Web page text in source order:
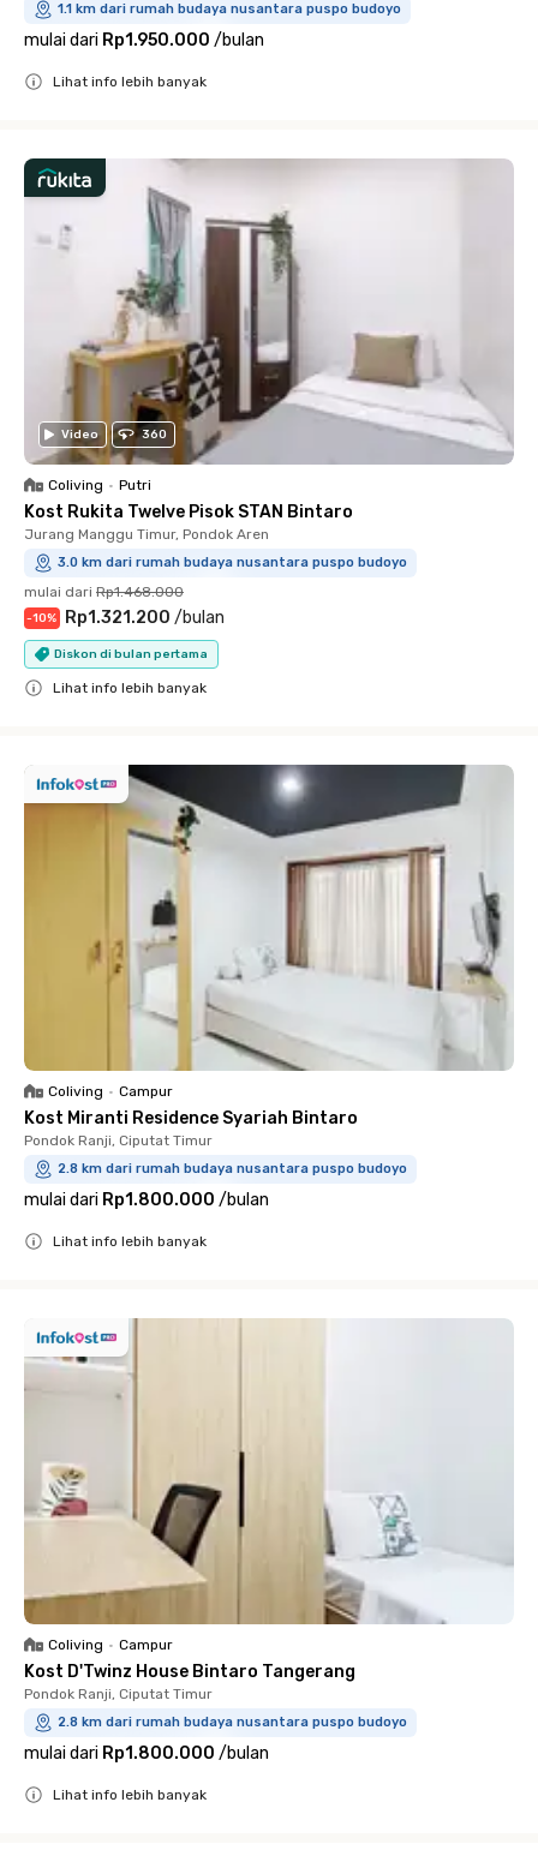
1.1 km dari rumah budaya nusantara puspo budoyo
mulai dari Rp1.950.000 /bulan
Lihat info lebih banyak
Video 360
Coliving • Putri
Kost Rukita Twelve Pisok STAN Bintaro
Jurang Manggu Timur, Pondok Aren
3.0 km dari rumah budaya nusantara puspo budoyo
mulai dari Rp1.468.000
-10% Rp1.321.200 /bulan
Diskon di bulan pertama
Lihat info lebih banyak
Coliving • Campur
Kost Miranti Residence Syariah Bintaro
Pondok Ranji, Ciputat Timur
2.8 km dari rumah budaya nusantara puspo budoyo
mulai dari Rp1.800.000 /bulan
Lihat info lebih banyak
Coliving • Campur
Kost D'Twinz House Bintaro Tangerang
Pondok Ranji, Ciputat Timur
2.8 km dari rumah budaya nusantara puspo budoyo
mulai dari Rp1.800.000 /bulan
Lihat info lebih banyak